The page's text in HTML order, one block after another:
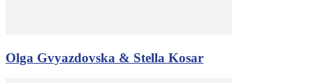
Olga Gvyazdovska & Stella Kosar